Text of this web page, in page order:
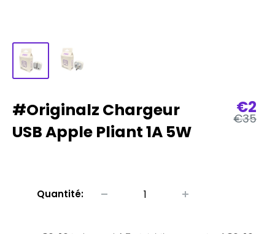
#Originalz Chargeur
USB Apple Pliant 1A 5W
Prix
de
€2
Prix
€35
Quantité: